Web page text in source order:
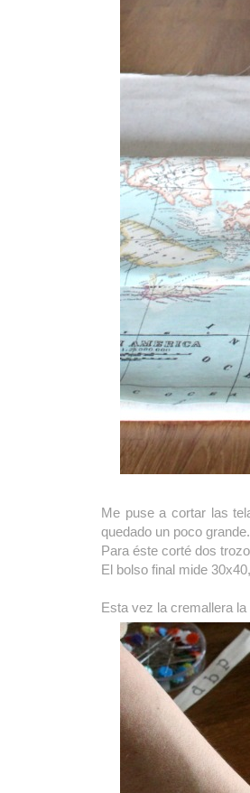
Me puse a cortar las
quedado un poco
Para éste corté dos
El bolso final mide
Esta vez la cremallera